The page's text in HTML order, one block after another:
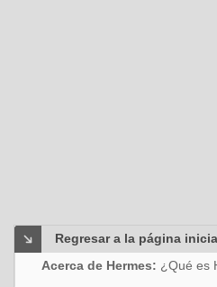
Regresar a la página
Acerca de Hermes: ¿Qué es